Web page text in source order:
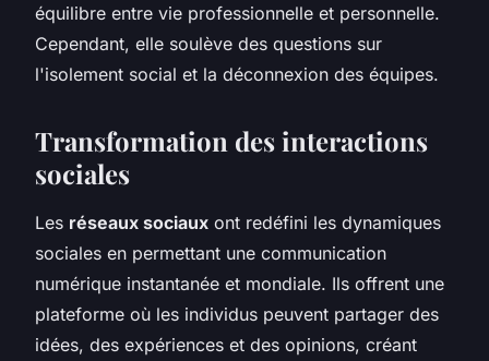
équilibre entre vie professionnelle et personnelle.
Cependant, elle soulève des questions sur
l'isolement social et la déconnexion des équipes.
Transformation des interactions
sociales
Les réseaux sociaux ont redéfini les dynamiques
sociales en permettant une communication
numérique instantanée et mondiale. Ils offrent une
plateforme où les individus peuvent partager des
idées, des expériences et des opinions, créant